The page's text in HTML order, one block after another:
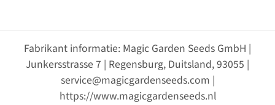
Fabrikant informatie: Magic Garden Seeds GmbH |
Junkersstrasse 7 | Regensburg, Duitsland, 93055 |
service@magicgardenseeds.com |
https://www.magicgardenseeds.nl